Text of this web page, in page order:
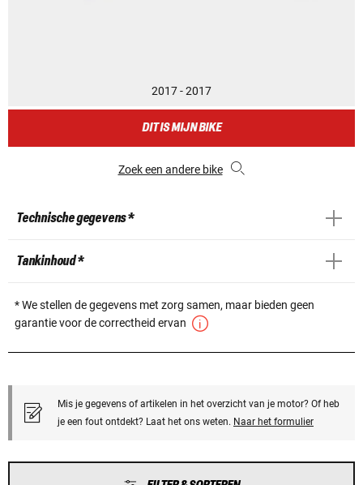
2017 - 2017
DIT IS MIJN BIKE
Zoek een andere bike
Technische gegevens *
Tankinhoud *
* We stellen de gegevens met zorg samen, maar bieden geen
garantie voor de correctheid ervan
Mis je gegevens of artikelen in het overzicht van je motor? Of heb
je een fout ontdekt? Laat het ons weten. Naar het formulier